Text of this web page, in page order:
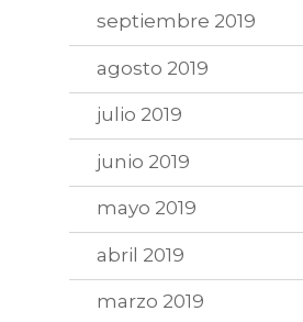
septiembre 2019
agosto 2019
julio 2019
junio 2019
mayo 2019
abril 2019
marzo 2019